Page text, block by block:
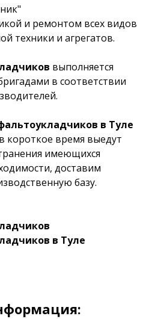
и ремонтом всех видов
техники и агрегатов.
выполняется
в соответствии
в Туле
короткое время выедут
имеющихся
доставим
базу.
в Туле